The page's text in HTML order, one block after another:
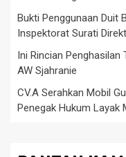
Bukti Penggunaan Duit
Inspektorat Surati
Ini Rincian Penghasilan
AW Sjahranie
CV.A Serahkan Mobil
Penegak Hukum Layak